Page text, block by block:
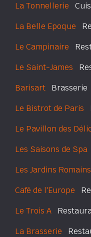
La Tonnellerie
La Belle Epoque
Le Campinaire
Le Saint-James
Barisart Brasserie
Le Bistrot de Paris
Le Pavillon des
Les Saisons de Spa
Les Jardins Romains
Café de l'Europe
Le Trois A
La Brasserie